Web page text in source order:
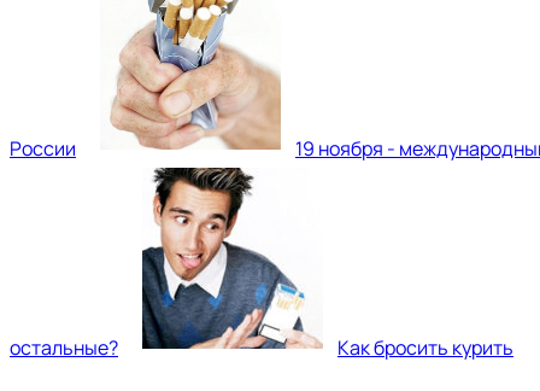
России 19 ноября -
остальные? Как бросить курить